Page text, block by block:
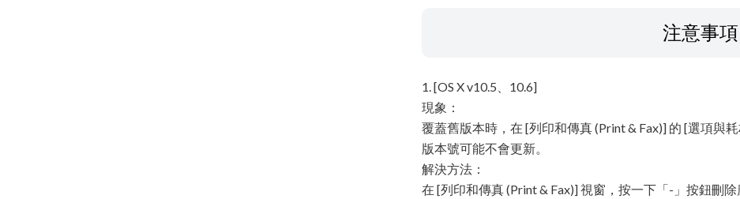
注意事項
1. [OS X v10.5、10.6]
現象：
覆蓋舊版本時，在 [列印和傳真 (Print & Fax)] 的 [選項與
版本號可能不會更新。
解決方法：
在 [列印和傳真 (Print & Fax)] 視窗，按一下「-」按鈕刪